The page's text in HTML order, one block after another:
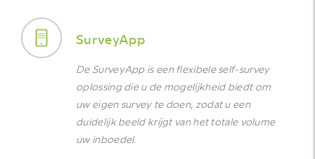
SurveyApp
De SurveyApp is een flexibele self-survey
oplossing die u de mogelijkheid biedt om
uw eigen survey te doen, zodat u een
duidelijk beeld krijgt van het totale volume
uw inboedel.